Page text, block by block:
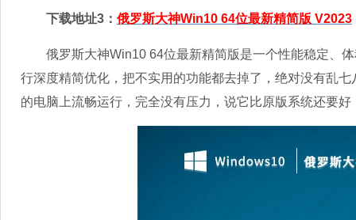
下载地址3： 俄罗斯大神Win10 64位最新精简版 V2023
俄罗斯大神Win10 64位最新精简版是一个性能稳定、体
行深度精简优化，把不实用的功能都去掉了，绝对没有乱
的电脑上流畅运行，完全没有压力，说它比原版系统还要好